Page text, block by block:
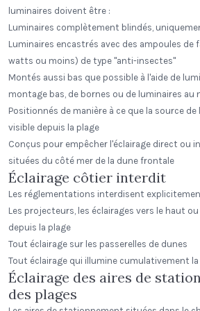
luminaires doivent être :
Luminaires complètement blindés,
Luminaires encastrés avec des ampoules de
watts ou moins) de type "anti-insectes"
Montés aussi bas que possible à l'aide de
montage bas, de bornes ou de luminaires au
Positionnés de manière à ce que la source
visible depuis la plage
Conçus pour empêcher l'éclairage direct ou
situées du côté mer de la dune frontale
Éclairage côtier interdit
Les réglementations interdisent
Les projecteurs, les éclairages vers le haut
depuis la plage
Tout éclairage sur les passerelles de dunes
Tout éclairage qui illumine cumulativement la
Éclairage des aires de
des plages